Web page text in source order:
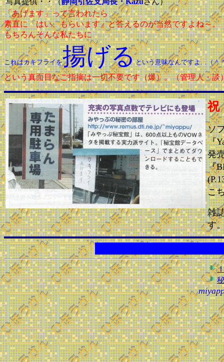
「あげます」って言われたら
素直に「はい、もらいます」と答えるのが当然ですよね～。
もちろんそんな私たちに
これはカキフライを揚げるという意味なんですよ…（＾
という真面目なご指摘は一切不要です（爆）。（管理人・談
祝
ソ
『
発
『
こ
雑
す